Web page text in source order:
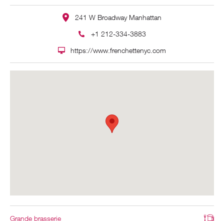
241 W Broadway Manhattan
+1 212-334-3883
https://www.frenchettenyc.com
Grande brasserie